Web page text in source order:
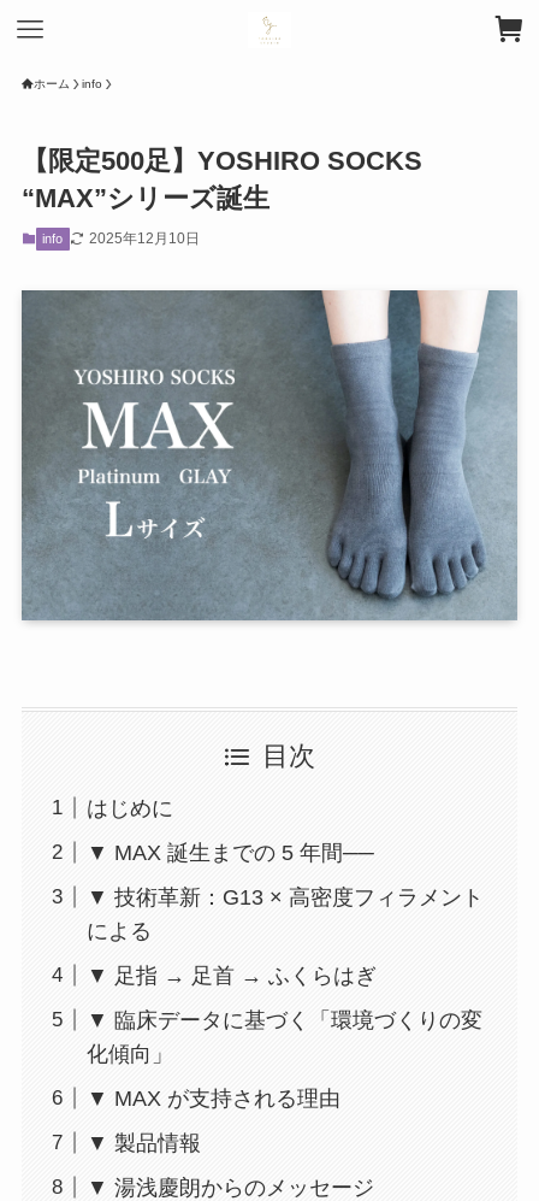
ホーム info
【限定500足】YOSHIRO SOCKS
“MAX”シリーズ誕生
info 2025年12月10日
目次
はじめに
▼ MAX 誕生までの 5 年間──
▼ 技術革新：G13 × 高密度フィラメント
による
▼ 足指 → 足首 → ふくらはぎ
▼ 臨床データに基づく「環境づくりの変
化傾向」
▼ MAX が支持される理由
▼ 製品情報
▼ 湯浅慶朗からのメッセージ